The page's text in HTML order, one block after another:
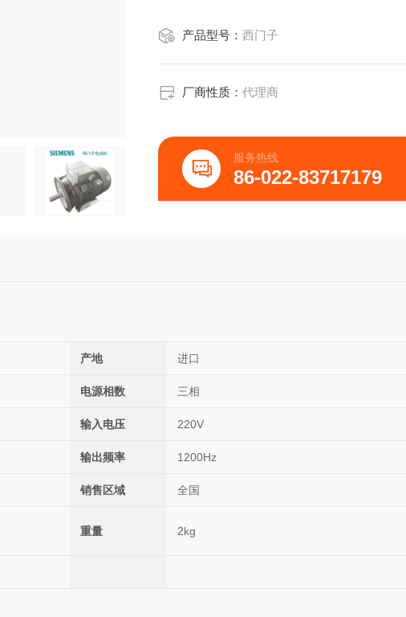
产品型号：西门子
厂商性质：代理商
服务热线
86-022-83717179
产地 进口
电源相数 三相
输入电压 220V
输出频率 1200Hz
销售区域 全国
重量 2kg